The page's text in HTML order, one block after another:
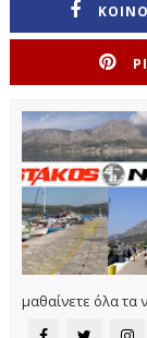
μαθαίνετε όλα τα